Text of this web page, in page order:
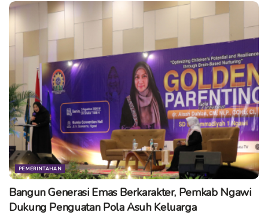
PEMERINTAHAN
Bangun Generasi Emas Berkarakter, Pemkab Ngawi
Dukung Penguatan Pola Asuh Keluarga